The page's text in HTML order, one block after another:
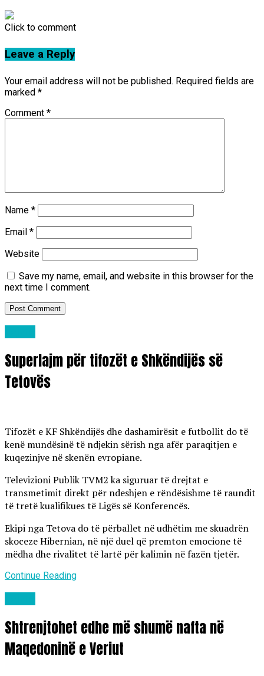
Click to comment
Leave a Reply
Your email address will not be published. Required fields are
marked *
Comment *
Name *
Email *
Website
Save my name, email, and website in this browser for the
next time I comment.
Superlajm për tifozët e Shkëndijës së
Tetovës
Tifozët e KF Shkëndijës dhe dashamirësit e futbollit do të
kenë mundësinë të ndjekin sërish nga afër paraqitjen e
kuqezinjve në skenën evropiane.
Televizioni Publik TVM2 ka siguruar të drejtat e
transmetimit direkt për ndeshjen e rëndësishme të raundit
të tretë kualifikues të Ligës së Konferencës.
Ekipi nga Tetova do të përballet në udhëtim me skuadrën
skoceze Hibernian, në një duel që premton emocione të
mëdha dhe rivalitet të lartë për kalimin në fazën tjetër.
Continue Reading
Shtrenjtohet edhe më shumë nafta në
Maqedoninë e Veriut